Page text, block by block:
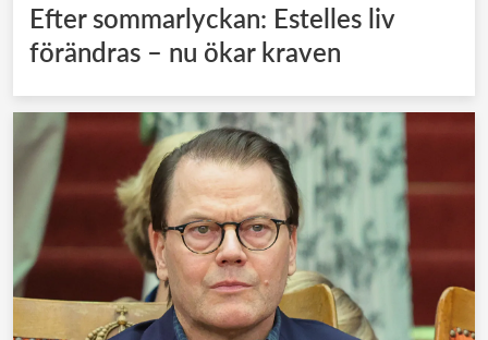
Efter sommarlyckan: Estelles liv
förändras – nu ökar kraven